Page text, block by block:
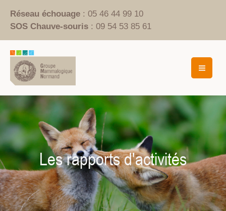
contenu
Réseau échouage : 05 46 44 99 10
SOS Chauve-souris : 09 54 53 85 61
Les rapports d'activités